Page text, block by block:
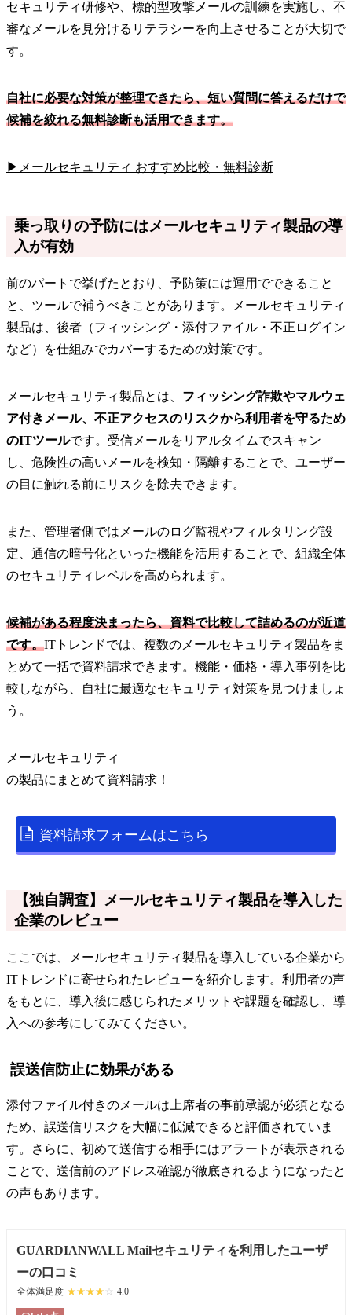
セキュリティ研修や、標的型攻撃メールの訓練を実施し、不
審なメールを見分けるリテラシーを向上させることが大切で
す。
自社に必要な対策が整理できたら、短い質問に答えるだけで
候補を絞れる無料診断も活用できます。
▶メールセキュリティ おすすめ比較・無料診断
乗っ取りの予防にはメールセキュリティ製品の導
入が有効
前のパートで挙げたとおり、予防策には運用でできること
と、ツールで補うべきことがあります。メールセキュリティ
製品は、後者（フィッシング・添付ファイル・不正ログイン
など）を仕組みでカバーするための対策です。
メールセキュリティ製品とは、 フィッシング詐欺やマルウェ
ア付きメール、不正アクセスのリスクから利用者を守るため
のITツールです。受信メールをリアルタイムでスキャン
し、危険性の高いメールを検知・隔離することで、ユーザー
の目に触れる前にリスクを除去できます。
また、管理者側ではメールのログ監視やフィルタリング設
定、通信の暗号化といった機能を活用することで、組織全体
のセキュリティレベルを高められます。
候補がある程度決まったら、資料で比較して詰めるのが近道
です。ITトレンドでは、複数のメールセキュリティ製品をま
とめて一括で資料請求できます。機能・価格・導入事例を比
較しながら、自社に最適なセキュリティ対策を見つけましょ
う。
メールセキュリティ
の製品にまとめて資料請求！
資料請求フォームはこちら
【独自調査】メールセキュリティ製品を導入した
企業のレビュー
ここでは、メールセキュリティ製品を導入している企業から
ITトレンドに寄せられたレビューを紹介します。利用者の声
をもとに、導入後に感じられたメリットや課題を確認し、導
入への参考にしてみてください。
誤送信防止に効果がある
添付ファイル付きのメールは上席者の事前承認が必須となる
ため、誤送信リスクを大幅に低減できると評価されていま
す。さらに、初めて送信する相手にはアラートが表示される
ことで、送信前のアドレス確認が徹底されるようになったと
の声もあります。
GUARDIANWALL Mailセキュリティを利用したユーザ
ーの口コミ
全体満足度 ☆☆☆☆☆
★★★★★ 4.0